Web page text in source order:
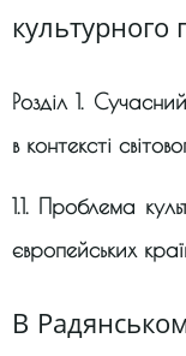
культурного
Розділ 1.
в контексті
1.1. Проблема
європейських
В